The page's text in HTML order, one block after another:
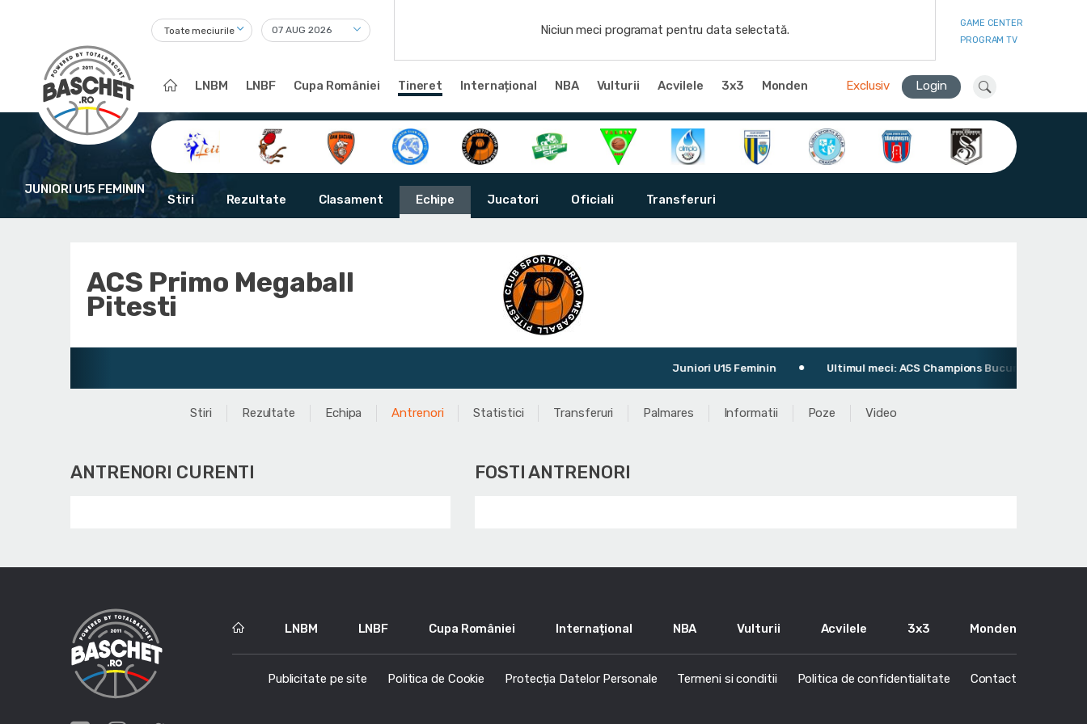
Toate meciurile Niciun meci programat pentru data selectată.
GAME CENTER
PROGRAM TV
LNBM LNBF Cupa României Tineret Internațional NBA Vulturii Acvilele 3x3 Monden Exclusiv Login
JUNIORI U15 FEMININ
Stiri Rezultate Clasament Echipe Jucatori Oficiali Transferuri
ACS Primo Megaball
Pitesti
Juniori U15 Feminin Ultimul meci: ACS Champions București 59 - 46
Stiri Rezultate Echipa Antrenori Statistici Transferuri Palmares Informatii Poze Video
ANTRENORI CURENTI FOSTI ANTRENORI
LNBM LNBF Cupa României Internațional NBA Vulturii Acvilele 3x3 Monden
Publicitate pe site Politica de Cookie Protecția Datelor Personale Termeni si conditii Politica de confidentialitate Contact